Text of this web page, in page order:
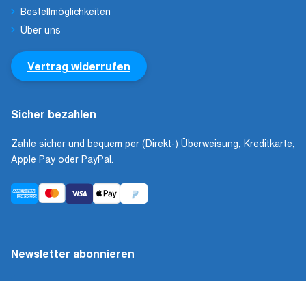
Bestellmöglichkeiten
Über uns
Vertrag widerrufen
Sicher bezahlen
Zahle sicher und bequem per (Direkt-) Überweisung, Kreditkarte,
Apple Pay oder PayPal.
Newsletter abonnieren